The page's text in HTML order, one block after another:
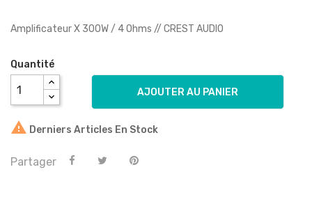
Amplificateur X 300W / 4 Ohms // CREST AUDIO
Quantité
AJOUTER AU PANIER
 Derniers Articles En Stock
Partager